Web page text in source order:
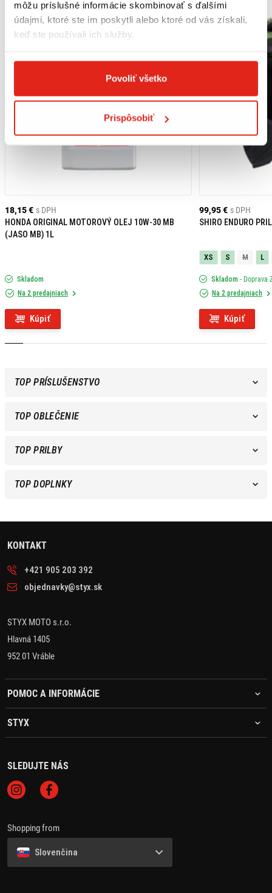
môžu príslušné informácie skombinovať s ďalšími
údajmi, ktoré ste im poskytli alebo ktoré od vás získali,
keď ste používali ich služby.
Povoliť všetko
Prispôsobiť
18,15 € s DPH
HONDA ORIGINAL MOTOROVÝ OLEJ 10W-30 MB
(JASO MB) 1L
Skladom
Na 2 predajniach
Kúpiť
99,95 € s DPH
SHIRO ENDURO
XS S M L
Skladom - Doprava
Na 2 predajniach
Kúpiť
TOP PRÍSLUŠENSTVO
TOP OBLEČENIE
TOP PRILBY
TOP DOPLNKY
KONTAKT
+421 905 203 392
objednavky@styx.sk
STYX MOTO s.r.o.
Hlavná 1405
952 01 Vráble
POMOC A INFORMÁCIE
STYX
SLEDUJTE NÁS
Shopping from
Slovenčina